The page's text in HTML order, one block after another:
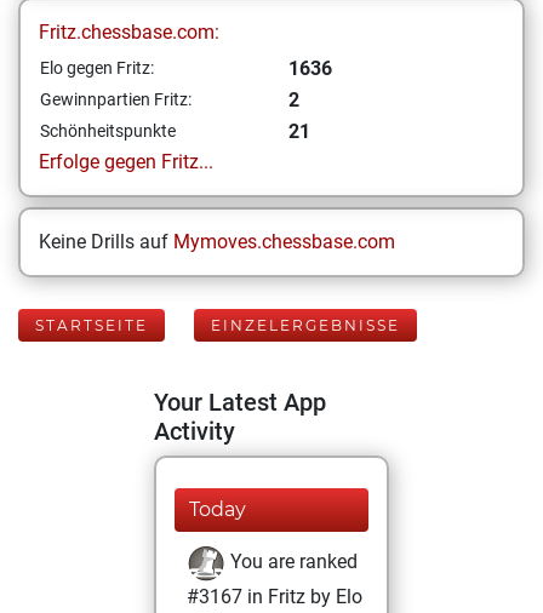
Fritz.chessbase.com:
Elo gegen Fritz: 1636
Gewinnpartien Fritz: 2
Schönheitspunkte
21
Erfolge gegen Fritz...
Keine Drills auf Mymoves.chessbase.com
STARTSEITE EINZELERGEBNISSE
Your Latest App
Activity
Today
You are ranked
#3167 in Fritz by Elo